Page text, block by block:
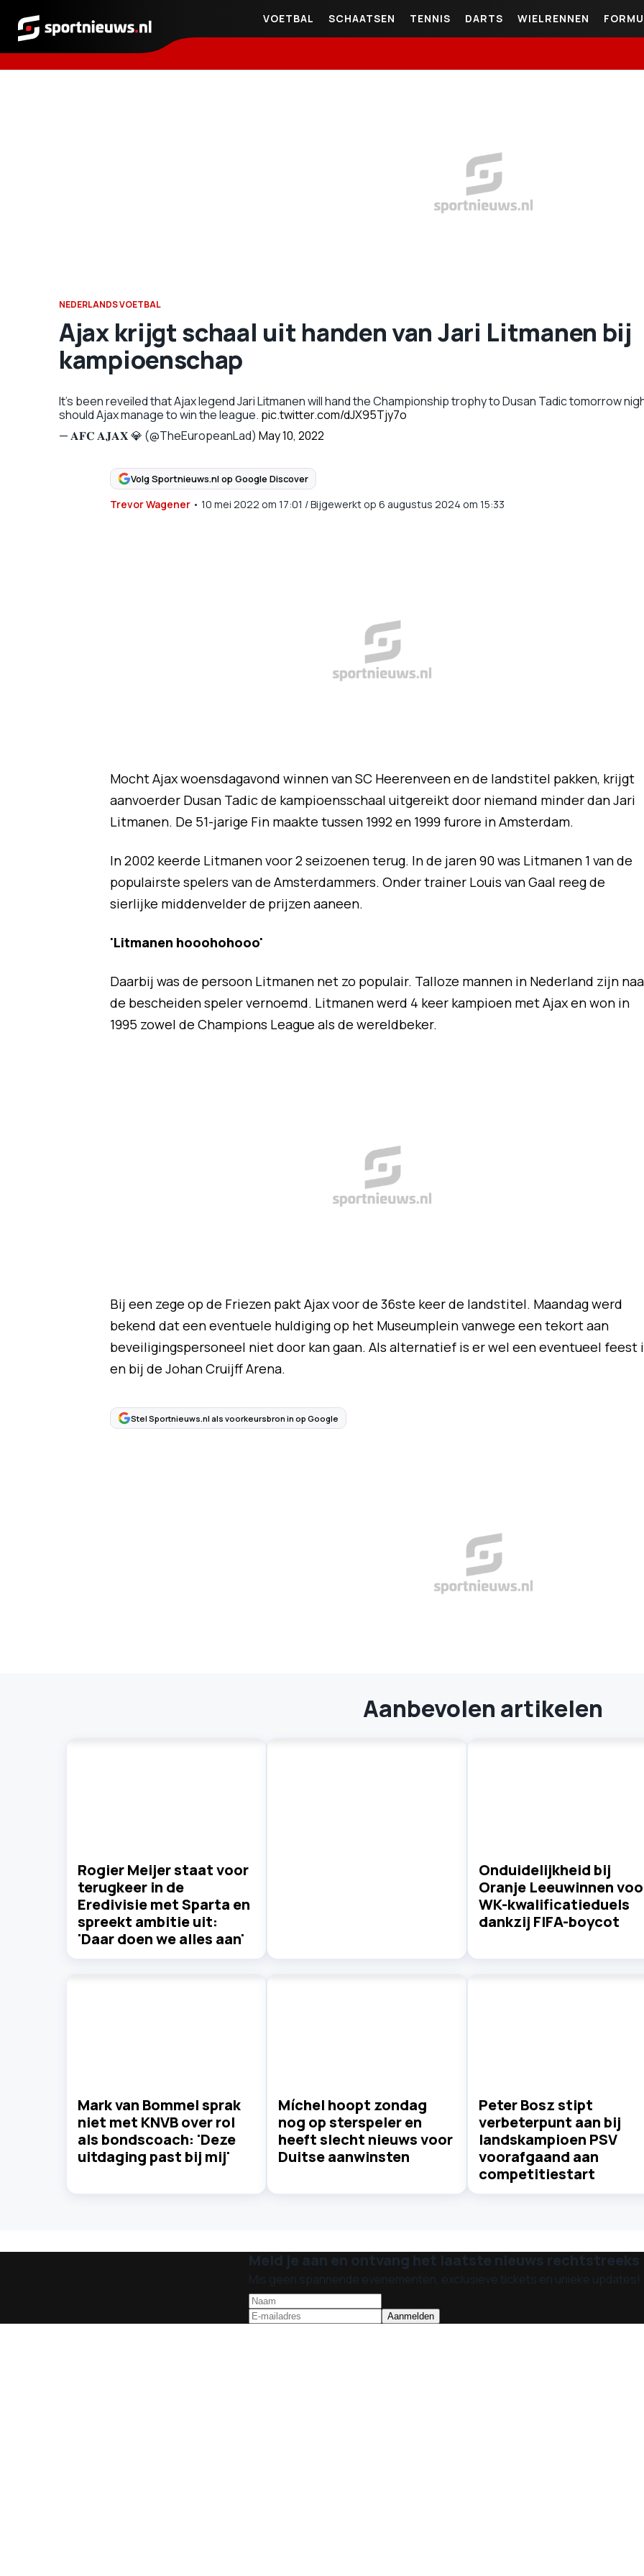
Sportnieuws.nl
VOETBAL SCHAATSEN TENNIS DARTS WIELRENNEN
NEDERLANDS VOETBAL
Ajax krijgt schaal uit handen van Jari Litmanen bij
kampioenschap
It's been reveiled that Ajax legend Jari Litmanen will hand the Championship trophy to Dusan Tadic tomorrow
should Ajax manage to win the league. pic.twitter.com/dJX95Tjy7o
— 𝐀𝐅𝐂 𝐀𝐉𝐀𝐗 💎 (@TheEuropeanLad) May 10, 2022
Volg Sportnieuws.nl op Google Discover
Trevor Wagener• 10 mei 2022 om 17:01 /Bijgewerkt op 6 augustus 2024 om 15:33
Mocht Ajax woensdagavond winnen van SC Heerenveen en de landstitel pakken, krijgt
aanvoerder Dusan Tadic de kampioensschaal uitgereikt door niemand minder dan Jari
Litmanen. De 51-jarige Fin maakte tussen 1992 en 1999 furore in Amsterdam.
In 2002 keerde Litmanen voor 2 seizoenen terug. In de jaren 90 was Litmanen 1 van de
populairste spelers van de Amsterdammers. Onder trainer Louis van Gaal reeg de
sierlijke middenvelder de prijzen aaneen.
'Litmanen hooohohooo'
Daarbij was de persoon Litmanen net zo populair. Talloze mannen in Nederland zijn
de bescheiden speler vernoemd. Litmanen werd 4 keer kampioen met Ajax en won in
1995 zowel de Champions League als de wereldbeker.
Bij een zege op de Friezen pakt Ajax voor de 36ste keer de landstitel. Maandag werd
bekend dat een eventuele huldiging op het Museumplein vanwege een tekort aan
beveiligingspersoneel niet door kan gaan. Als alternatief is er wel een eventueel feest
en bij de Johan Cruijff Arena.
Stel Sportnieuws.nl als voorkeursbron in op Google
Aanbevolen artikelen
Rogier Meijer staat voor
terugkeer in de
Eredivisie met Sparta en
spreekt ambitie uit:
'Daar doen we alles aan'
Onduidelijkheid bij
Oranje Leeuwinnen
WK-kwalificatieduels
dankzij FIFA-boycot
Mark van Bommel sprak
niet met KNVB over rol
als bondscoach: 'Deze
uitdaging past bij mij'
Míchel hoopt zondag
nog op sterspeler en
heeft slecht nieuws voor
Duitse aanwinsten
Peter Bosz stipt
verbeterpunt aan bij
landskampioen PSV
voorafgaand aan
competitiestart
Meld je aan en ontvang het laatste nieuws rechtstreeks
Mis geen spannende evenementen, exclusieve tickets en unieke updates!